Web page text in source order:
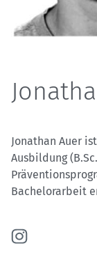
Jonathan Auer
Ausbildung
Bachelorarbeit